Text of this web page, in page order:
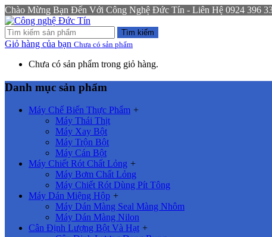
Chào Mừng Bạn Đến Với Công Nghệ Đức Tín - Liên Hệ 0924 396
Tìm kiếm
Giỏ hàng của bạn Chưa có sản phẩm
Chưa có sản phẩm trong giỏ hàng.
Danh mục sản phẩm
Máy Chế Biến Thực Phẩm +
Máy Thái Thịt
Máy Xay Bột
Máy Trộn Bột
Máy Cán Bột
Máy Chiết Rót Chất Lỏng +
Máy Bơm Chất Lỏng
Máy Chiết Rót Dùng Pít Tông
Máy Dán Miệng Hộp +
Máy Dán Màng Seal Màng Nhôm
Máy Dán Màng Nilon
Cân Định Lượng Bột Và Hạt +